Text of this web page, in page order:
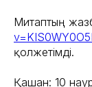
Митаптың
қолжетімді.
Қашан: 10